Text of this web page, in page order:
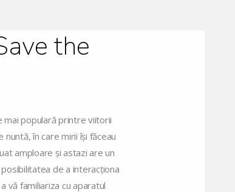
the
mai populară printre viitorii
în care mirii își făceau
amploare și astazi are un
de a interacționa
vă familiariza cu aparatul